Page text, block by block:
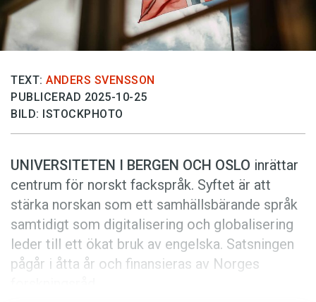
Föreslå nyord
Annonsera
Läs Språktidningen digitalt
Press
TEXT: ANDERS SVENSSON
PUBLICERAD 2025-10-25
BILD: ISTOCKPHOTO
UNIVERSITETEN I BERGEN OCH OSLO inrättar
centrum för norskt fackspråk. Syftet är att
stärka norskan som ett samhällsbärande språk
samtidigt som digitalisering och globalisering
leder till ett ökat bruk av engelska. Satsningen
pågår i åtta år och finansieras av Norges